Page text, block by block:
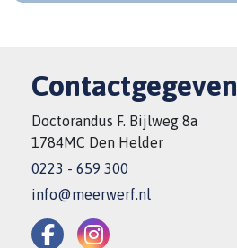
Doctorandus F. Bijlweg 8a
1784MC Den Helder
0223 - 659 300
info@meerwerf.nl